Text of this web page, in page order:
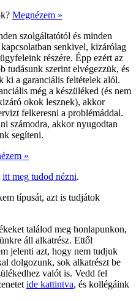
Megnézem »
szolgáltatótól és minden
senkivel, kizárólag
részére. Épp ezért az
tudásunk szerint elvégezzük, és
ki a garanciális feltételek alól.
még a készüléked (és nem
okok lesznek), akkor
felkeresni a problémáddal.
számodra, akkor nyugodtan
segíteni.
»
itt meg tudod nézni.
típusát, azt is tudjátok
találod meg honlapunkon,
áll alkatrész. Ettől
jelenti azt, hogy nem tudjuk
dolgozunk, sok alkatrészt be
valót is. Vedd fel
ide kattintva, és kollégáink